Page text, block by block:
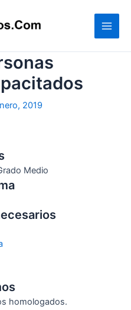
2019
Medio
homologados.